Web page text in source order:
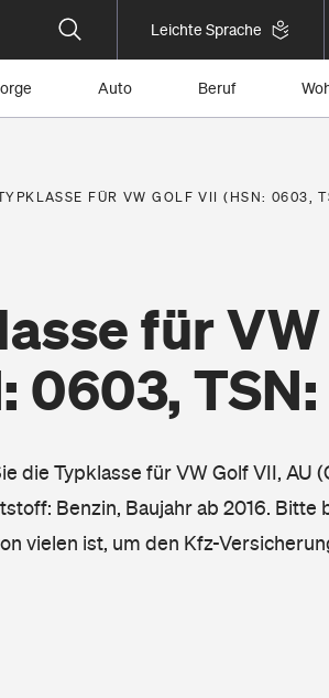
Leichte Sprache
Auto Beruf
FÜR VW GOLF VII (HSN: 0603,
für
0603,
die Typklasse für VW Golf VII, AU
Benzin, Baujahr ab 2016. Bitte
vielen ist, um den Kfz-